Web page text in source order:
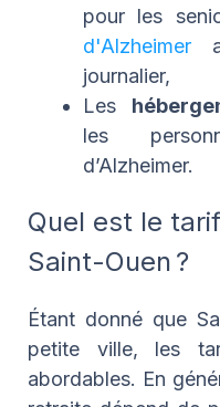
pour les
d'Alzheimer
journalier,
Les
les
d’Alzheimer.
Quel est le
Saint-Ouen ?
Étant donné que
petite ville, les
abordables. En